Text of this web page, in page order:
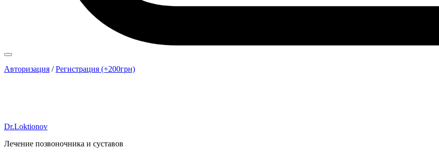
Авторизация /Регистрация (+200грн)
Dr.Loktionov
Лечение позвоночника и суставов